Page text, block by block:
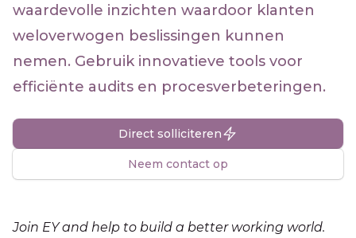
waardevolle inzichten waardoor klanten
weloverwogen beslissingen kunnen
nemen. Gebruik innovatieve tools voor
efficiënte audits en procesverbeteringen.
Direct solliciteren
Neem contact op
Join EY and help to build a better working world.